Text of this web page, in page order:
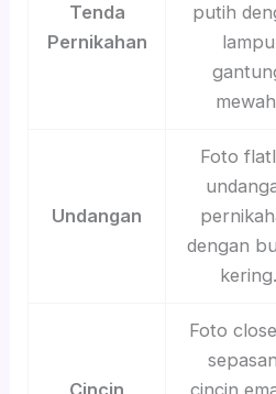
Tenda
Pernikahan
putih
lampu
Undangan
Foto
dengan
kering.
Foto